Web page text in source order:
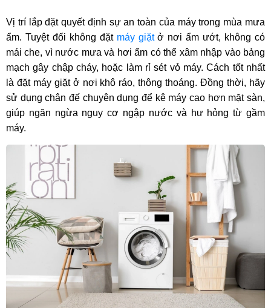
Vị trí lắp đặt quyết định sự an toàn của máy trong mùa mưa
ẩm. Tuyệt đối không đặt máy giặtở nơi ẩm ướt, không có
mái che, vì nước mưa và hơi ẩm có thể xâm nhập vào bảng
mạch gây chập cháy, hoặc làm rỉ sét vỏ máy. Cách tốt nhất
là đặt máy giặt ở nơi khô ráo, thông thoáng. Đồng thời, hãy
sử dụng chân đế chuyên dụng để kê máy cao hơn mặt sàn,
giúp ngăn ngừa nguy cơ ngập nước và hư hỏng từ gầm
máy.